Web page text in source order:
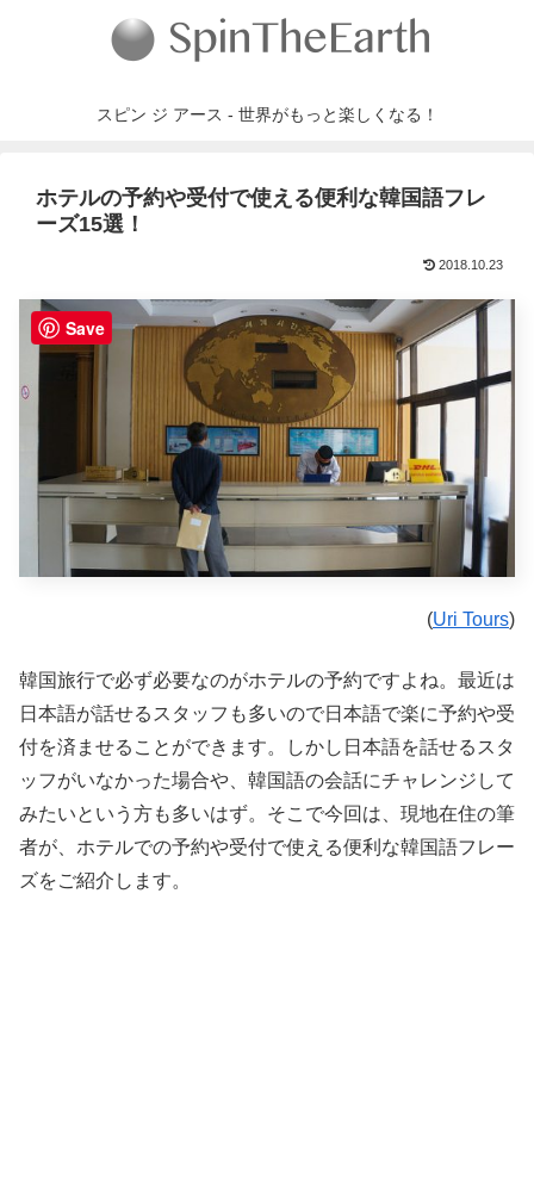
スピン ジ アース - 世界がもっと楽しくなる！
ホテルの予約や受付で使える便利な韓国語フレ
ーズ15選！
2018.10.23
(Uri Tours)
韓国旅行で必ず必要なのがホテルの予約ですよね。最近は
日本語が話せるスタッフも多いので日本語で楽に予約や受
付を済ませることができます。しかし日本語を話せるスタ
ッフがいなかった場合や、韓国語の会話にチャレンジして
みたいという方も多いはず。そこで今回は、現地在住の筆
者が、ホテルでの予約や受付で使える便利な韓国語フレー
ズをご紹介します。
Save